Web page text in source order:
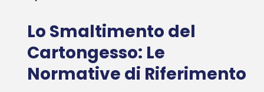
Lo Smaltimento del
Cartongesso: Le
Normative di Riferimento